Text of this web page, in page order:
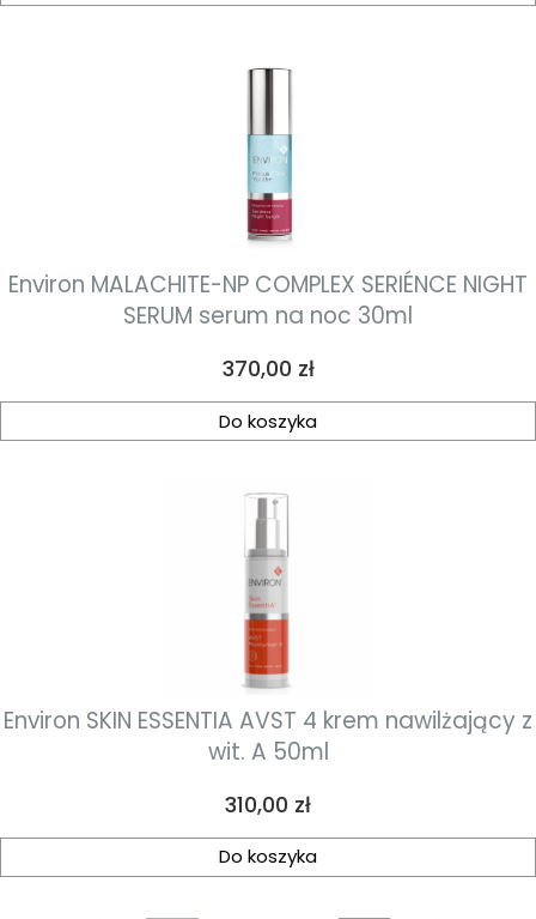
Environ MALACHITE-NP COMPLEX SERIÉNCE NIGHT
SERUM serum na noc 30ml
Cena
370,00 zł
Do koszyka
Environ SKIN ESSENTIA AVST 4 krem nawilżający z
wit. A 50ml
Cena
310,00 zł
Do koszyka